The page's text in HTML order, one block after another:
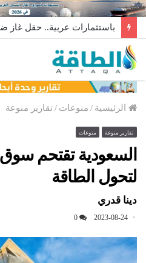
باستثمارات عربية.. حقل غاز
الرئيسية / منوعات /تقارير منوعة
تقارير منوعة منوعات
السعودية تقتحم سوق
لتحول الطاقة
دينا قدري
2023-08-24
0